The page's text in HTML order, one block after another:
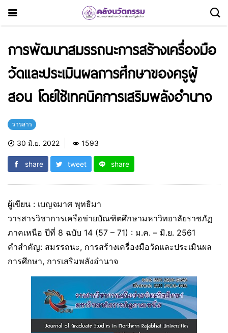
การพัฒนาสมรรถนะการสร้างเครื่องมือ
วัดและประเมินผลการศึกษาของครูผู้
สอน โดยใช้เทคนิคการเสริมพลังอำนาจ
วารสาร
30 มิ.ย. 2022 1593
share tweet share
ผู้เขียน : เบญจมาศ พุทธิมา
วารสารวิชาการเครือข่ายบัณฑิตศึกษามหาวิทยาลัยราชภัฏ
ภาคเหนือ ปีที่ 8 ฉบับ 14 (57 – 71) : ม.ค. – มิ.ย. 2561
คำสำคัญ: สมรรถนะ, การสร้างเครื่องมือวัดและประเมินผล
การศึกษา, การเสริมพลังอำนาจ